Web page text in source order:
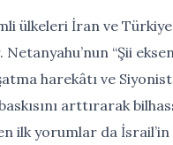
ülkeleri İran ve
“Şii
harekâtı ve
arttırarak
ilk yorumlar da